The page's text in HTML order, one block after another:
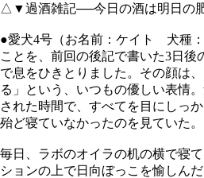
△▼過酒雑記──今日の酒は明日の
●愛犬4号（お名前：ケイト 犬種
ことを、前回の後記で書いた3日後
で息をひきとりました。その顔は
る」という、いつもの優しい表情
された時間で、すべてを目にしっ
殆ど寝ていなかったのを見ていた。
毎日、ラボのオイラの机の横で寝
ションの上で日向ぼっこを愉しん